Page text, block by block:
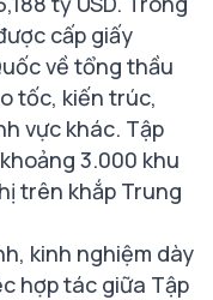
cấp giấy
về tổng thầu
tốc, kiến trúc,
vực khác. Tập
3.000 khu
trên khắp Trung
kinh nghiệm dày
hợp tác giữa Tập